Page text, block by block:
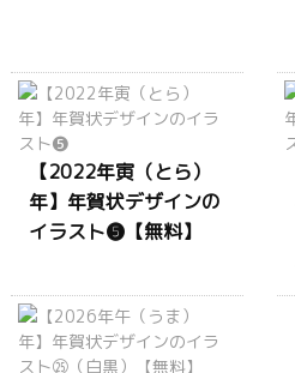
【2022年寅（とら）
年】年賀状デザインの
イラスト❺【無料】